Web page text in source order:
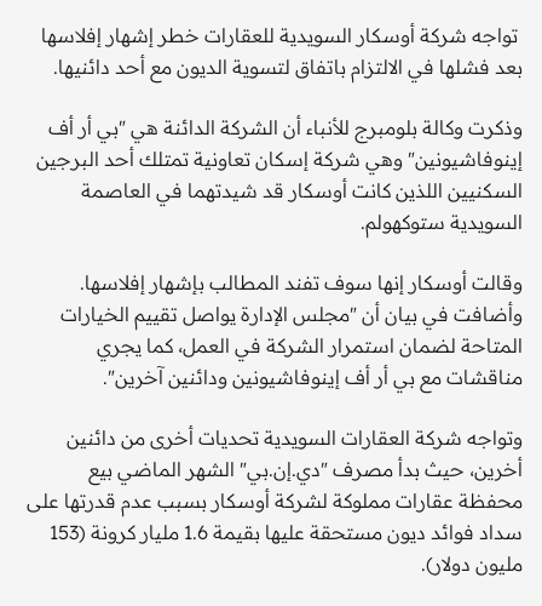
تواجه شركة أوسكار السويدية للعقارات خطر إشهار إفلاسها
بعد فشلها في الالتزام باتفاق لتسوية الديون مع أحد دائنيها.
وذكرت وكالة بلومبرج للأنباء أن الشركة الدائنة هي "بي أر أف
إينوفاشيونين" وهي شركة إسكان تعاونية تمتلك أحد البرجين
السكنيين اللذين كانت أوسكار قد شيدتهما في العاصمة
السويدية ستوكهولم.
وقالت أوسكار إنها سوف تفند المطالب بإشهار إفلاسها.
وأضافت في بيان أن "مجلس الإدارة يواصل تقييم الخيارات
المتاحة لضمان استمرار الشركة في العمل، كما يجري
مناقشات مع بي أر أف إينوفاشيونين ودائنين آخرين".
وتواجه شركة العقارات السويدية تحديات أخرى من دائنين
أخرين، حيث بدأ مصرف "دي.إن.بي" الشهر الماضي بيع
محفظة عقارات مملوكة لشركة أوسكار بسبب عدم قدرتها على
سداد فوائد ديون مستحقة عليها بقيمة 1.6 مليار كرونة (153
مليون دولار).